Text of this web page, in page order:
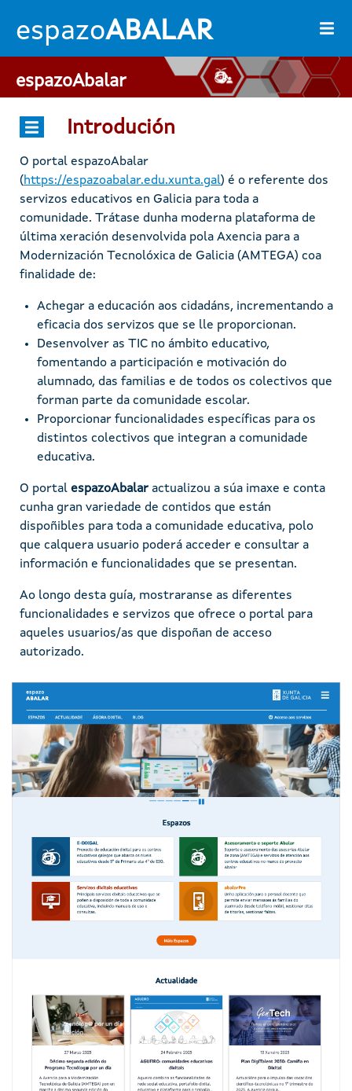
espazoABALAR
espazoAbalar
Introdución
O portal espazoAbalar
(https://espazoabalar.edu.xunta.gal) é o referente dos
servizos educativos en Galicia para toda a
comunidade. Trátase dunha moderna plataforma de
última xeración desenvolvida pola Axencia para a
Modernización Tecnolóxica de Galicia (AMTEGA) coa
finalidade de:
Achegar a educación aos cidadáns, incrementando a
eficacia dos servizos que se lle proporcionan.
Desenvolver as TIC no ámbito educativo,
fomentando a participación e motivación do
alumnado, das familias e de todos os colectivos que
forman parte da comunidade escolar.
Proporcionar funcionalidades específicas para os
distintos colectivos que integran a comunidade
educativa.
O portal espazoAbalar actualizou a súa imaxe e conta
cunha gran variedade de contidos que están
dispoñibles para toda a comunidade educativa, polo
que calquera usuario poderá acceder e consultar a
información e funcionalidades que se presentan.
Ao longo desta guía, mostraranse as diferentes
funcionalidades e servizos que ofrece o portal para
aqueles usuarios/as que dispoñan de acceso
autorizado.
Imaxe